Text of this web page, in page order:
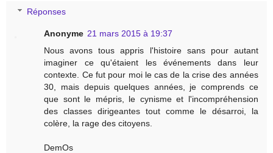
Réponses
Anonyme 21 mars 2015 à 19:37
Nous avons tous appris l'histoire sans pour autant
imaginer ce qu'étaient les événements dans leur
contexte. Ce fut pour moi le cas de la crise des années
30, mais depuis quelques années, je comprends ce
que sont le mépris, le cynisme et l'incompréhension
des classes dirigeantes tout comme le désarroi, la
colère, la rage des citoyens.
DemOs